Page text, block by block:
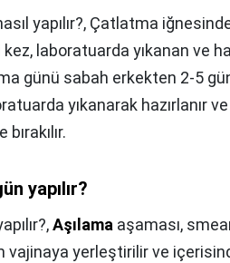
yapılır?, Çatlatma
kez, laboratuarda yıkanan ve
günü sabah erkekten 2-5
yıkanarak hazırlanır
yapılır?
Aşılama aşaması,
vajinaya yerleştirilir ve